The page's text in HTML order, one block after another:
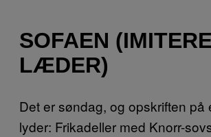
SOFAEN
LÆDER)
Det er søndag, og opskriften på
lyder: Frikadeller med Knorr-